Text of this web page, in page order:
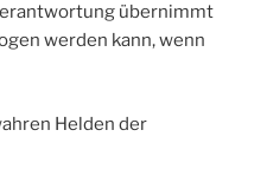
übernimmt
werden kann, wenn
Helden der